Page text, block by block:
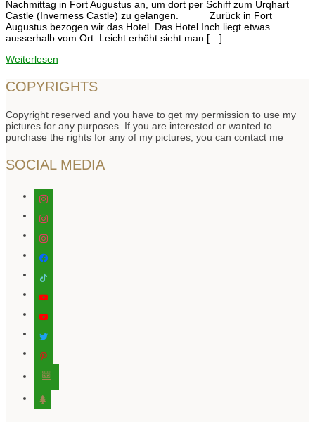
Nachmittag in Fort Augustus an, um dort per Schiff zum Urqhart
Castle (Inverness Castle) zu gelangen. Zurück in Fort
Augustus bezogen wir das Hotel. Das Hotel Inch liegt etwas
ausserhalb vom Ort. Leicht erhöht sieht man […]
Weiterlesen
COPYRIGHTS
Copyright reserved and you have to get my permission to use my
pictures for any purposes. If you are interested or wanted to
purchase the rights for any of my pictures, you can contact me
SOCIAL MEDIA
instagram
facebook
editor-
kitchensink
tree